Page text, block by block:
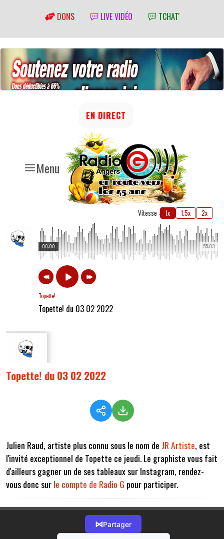
DONS LIVE VIDÉO TCHAT'
Menu
EN DIRECT
Vitesse : 1x 1.5x 2x
55:03
00:00
Topette!
Topette! du 03 02 2022
Topette! du 03 02 2022
Julien Raud, artiste plus connu sous le nom de JR Artiste, est
l'invité exceptionnel de Topette ce jeudi. Le graphiste vous fait
d'ailleurs gagner un de ses tableaux sur Instagram, rendez-
vous donc surle compte de Radio G pour participer.
⋈Partager